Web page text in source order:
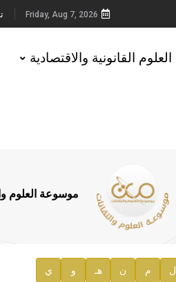
Friday, Aug 7, 2026
العلوم القانونية والاقتصادية
موسوعة العلوم
ل م ن هـ و ي